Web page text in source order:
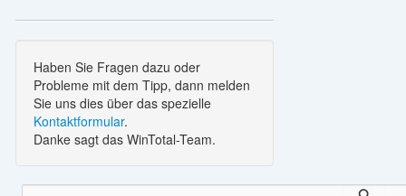
Haben Sie Fragen dazu oder
Probleme mit dem Tipp, dann melden
Sie uns dies über das spezielle
Kontaktformular.
Danke sagt das WinTotal-Team.